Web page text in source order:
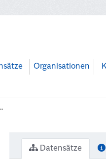
Organisationen
Datensätze